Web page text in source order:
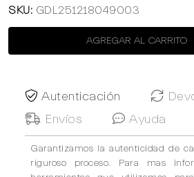
SKU: GDL251218049003
AGREGAR AL CARRITO
Autenticación
Envíos
Ayuda
Garantizamos la autenticidad de
riguroso proceso. Para mas